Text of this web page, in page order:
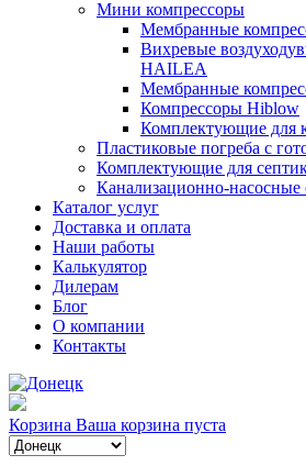
Мини компрессоры
Мембранные
Вихревые
HAILEA
Мембранные
Компрессоры Hiblow
Комплектующие для
Пластиковые погреба с
Комплектующие для
Канализационно-насосные
Каталог услуг
Доставка и оплата
Наши работы
Калькулятор
Дилерам
Блог
О компании
Контакты
Корзина Ваша корзина пуста